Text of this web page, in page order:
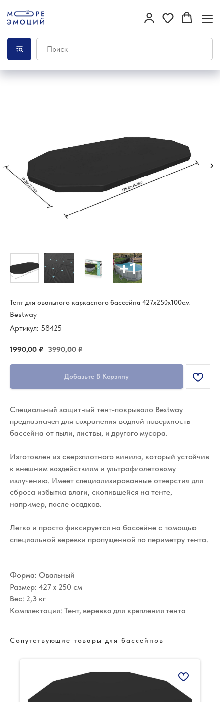
Тент для овального каркасного бассейна 427х250х100см
Bestway
Артикул: 58425
1990,00 ₽ 3990,00 ₽
Добавьте В Корзину
Специальный защитный тент-покрывало Bestway
предназначен для сохранения водной поверхность
бассейна от пыли, листвы, и другого мусора.
Изготовлен из сверхплотного винила, который устойчив
к внешним воздействиям и ультрафиолетовому
излучению. Имеет специализированные отверстия для
сброса избытка влаги, скопившейся на тенте,
например, после осадков.
Легко и просто фиксируется на бассейне с помощью
специальной веревки пропущенной по периметру тента.
Форма: Овальный
Размер: 427 х 250 см
Вес: 2,3 кг
Комплектация: Тент, веревка для крепления тента
Сопутствующие товары для бассейнов